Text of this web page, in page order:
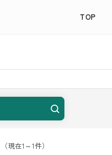
TOP
（現在1 ～1件）